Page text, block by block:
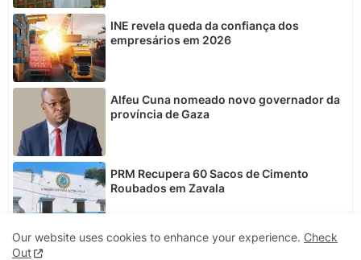
INE revela queda da confiança dos
empresários em 2026
Alfeu Cuna nomeado novo governador da
província de Gaza
PRM Recupera 60 Sacos de Cimento
Roubados em Zavala
Our website uses cookies to enhance your experience. Check
Out